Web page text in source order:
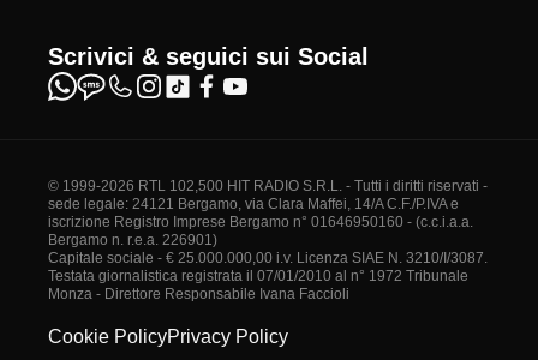
Scrivici & seguici sui Social
© 1999-2026 RTL 102,500 HIT RADIO S.R.L. - Tutti i diritti riservati -
sede legale: 24121 Bergamo, via Clara Maffei, 14/A C.F./P.IVA e
iscrizione Registro Imprese Bergamo n° 01646950160 - (c.c.i.a.a.
Bergamo n. r.e.a. 226901)
Capitale sociale - € 25.000.000,00 i.v. Licenza SIAE N. 3210/I/3087.
Testata giornalistica registrata il 07/01/2010 al n° 1972 Tribunale
Monza - Direttore Responsabile Ivana Faccioli
Cookie PolicyPrivacy Policy